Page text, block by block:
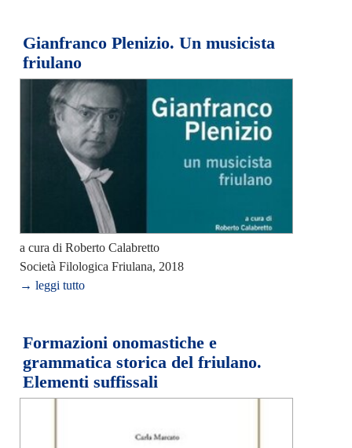
Gianfranco Plenizio. Un musicista
friulano
a cura di Roberto Calabretto
Società Filologica Friulana, 2018
→ leggi tutto
Formazioni onomastiche e
grammatica storica del friulano.
Elementi suffissali